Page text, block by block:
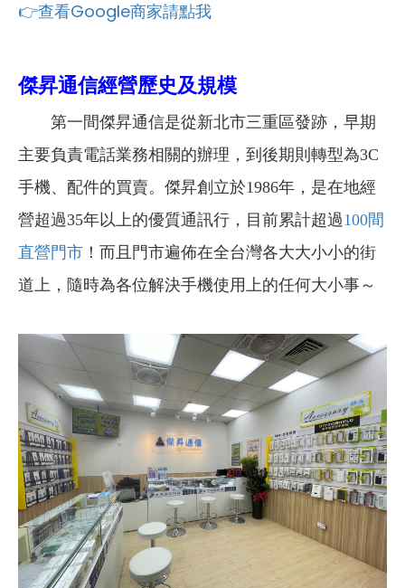
👉查看Google商家請點我
傑昇通信經營歷史及規模
第一間傑昇通信是從新北市三重區發跡，早期
主要負責電話業務相關的辦理，到後期則轉型為3C
手機、配件的買賣。傑昇創立於1986年，是在地經
營超過35年以上的優質通訊行，目前累計超過100間
直營門市 ！而且門市遍佈在全台灣各大大小小的街
道上，隨時為各位解決手機使用上的任何大小事～